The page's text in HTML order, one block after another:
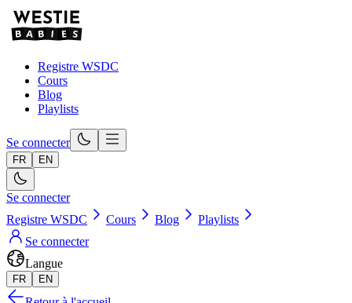
Registre WSDC
Cours
Blog
Playlists
Se connecter
FR EN
Se connecter
Registre WSDC
Cours Blog
Playlists
Se connecter
Langue
FR EN